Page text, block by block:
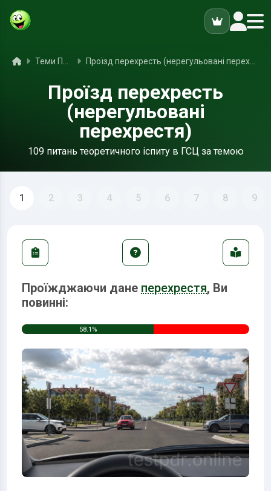
Головна Проїзд перехресть (нерегульовані перехрестя)
Проїзд перехресть
(нерегульовані
перехрестя)
109 питань теоретичного іспиту в ГСЦ за темою
1 2 3 4 5 6 7 8 9
Проїжджаючи дане перехрестя, Ви
повинні:
58.1%